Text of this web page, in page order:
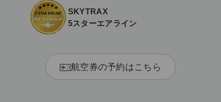
SKYTRAX
5スターエアライン
航空券の予約はこちら